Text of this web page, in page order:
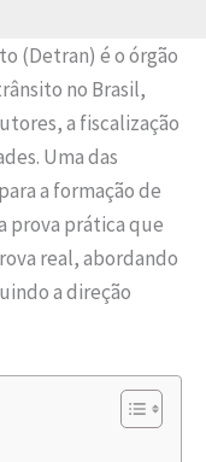
(Detran) é o órgão
no Brasil,
a fiscalização
Uma das
a formação de
prova prática que
real, abordando
a direção